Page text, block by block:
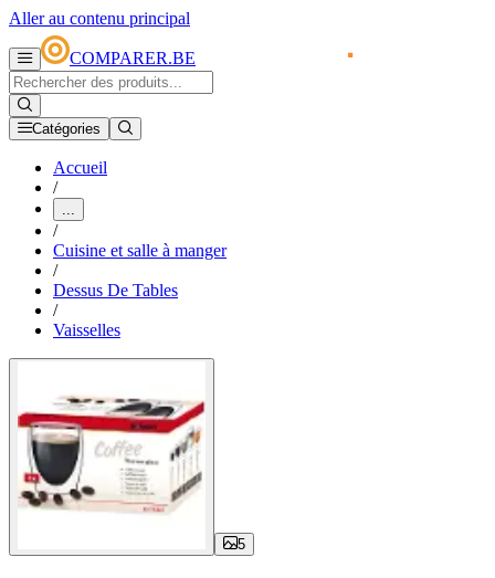
Aller au contenu principal
COMPARER.BE
Catégories
Accueil
/
...
/
Cuisine et salle à manger
/
Dessus De Tables
/
Vaisselles
5